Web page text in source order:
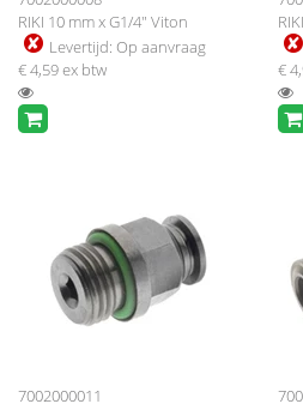
RIKI 10 mm x G1/4" Viton
Levertijd: Op aanvraag
€ 4,59ex btw
€
7002000011